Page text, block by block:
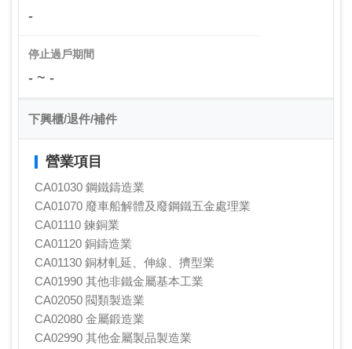
-
停止過戶期間
- ~ -
下興櫃/退件/補件
營業項目
CA01030 鋼鐵鑄造業
CA01070 廢車船解體及廢鋼鐵五金處理業
CA01110 鍊銅業
CA01120 銅鑄造業
CA01130 銅材軋延、伸線、擠型業
CA01990 其他非鐵金屬基本工業
CA02050 閥類製造業
CA02080 金屬鍛造業
CA02990 其他金屬製品製造業